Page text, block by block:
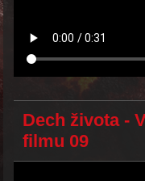
Dech života -
filmu 09